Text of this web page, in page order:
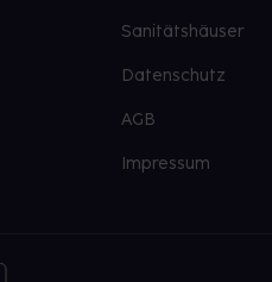
Sanitätshäuser
Datenschutz
AGB
Impressum